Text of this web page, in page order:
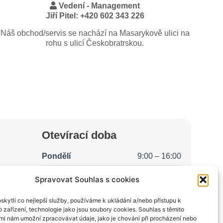
Spravovat Souhlas s cookies
co nejlepší služby, používáme k ukládání a/nebo přístupu k
zařízení, technologie jako jsou soubory cookies. Souhlas s těmito
nám umožní zpracovávat údaje, jako je chování při procházení nebo
Vedení - Management
Jiří Pitel: +420 602 343 226
Náš obchod/servis se nachází na Masarykově ulici na
rohu s ulicí Českobratrskou.
Otevírací doba
Pondělí 9:00 – 16:00
Čtvrtek 9:00 – 16:00